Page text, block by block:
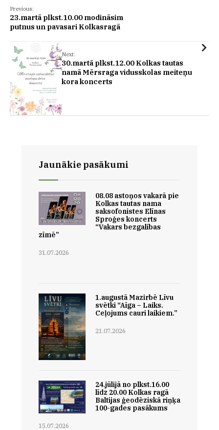
Previous:
23.martā plkst.10.00 modināsim
putnus un pavasari Kolkasragā
Next:
30.martā plkst.12.00 Kolkas tautas
namā Mērsraga vidusskolas meiteņu
kora koncerts
Jaunākie pasākumi
08.08 astoņos vakarā pie
Kolkas tautas nama
saksofonistes Elīnas
Sproģes koncerts
“Vakars bezgalības
zīmē”
31.07.2026
1.augustā Mazirbē Līvu
svētki “Aīga – Laiks.
Ceļojums cauri laikiem.”
21.07.2026
24.jūlijā no plkst.16.00
līdz 20.00 Kolkas ragā
Baltijas ģeodēziskā riņķa
100-gades pasākums
15.07.2026